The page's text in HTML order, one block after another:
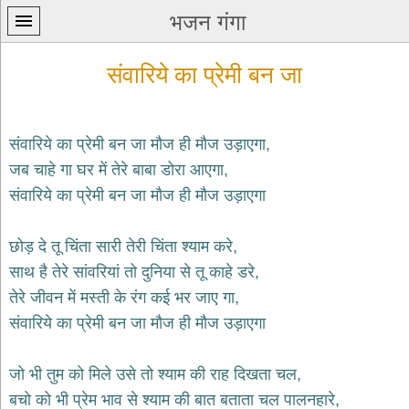
भजन गंगा
प्रथम
पन्ना
कृष्ण
भजन
krishna
bhajans
शिव
bhajans
हनुमान
संवारिये का प्रेमी बन जा
संवारिये का प्रेमी बन जा मौज ही मौज उड़ाएगा,
जब चाहे गा घर में तेरे बाबा डोरा आएगा,
संवारिये का प्रेमी बन जा मौज ही मौज उड़ाएगा
छोड़ दे तू चिंता सारी तेरी चिंता श्याम करे,
साथ है तेरे सांवरियां तो दुनिया से तू काहे डरे,
तेरे जीवन में मस्ती के रंग कई भर जाए गा,
संवारिये का प्रेमी बन जा मौज ही मौज उड़ाएगा
जो भी तुम को मिले उसे तो श्याम की राह दिखता चल,
बचो को भी प्रेम भाव से श्याम की बात बताता चल पालनहारे,